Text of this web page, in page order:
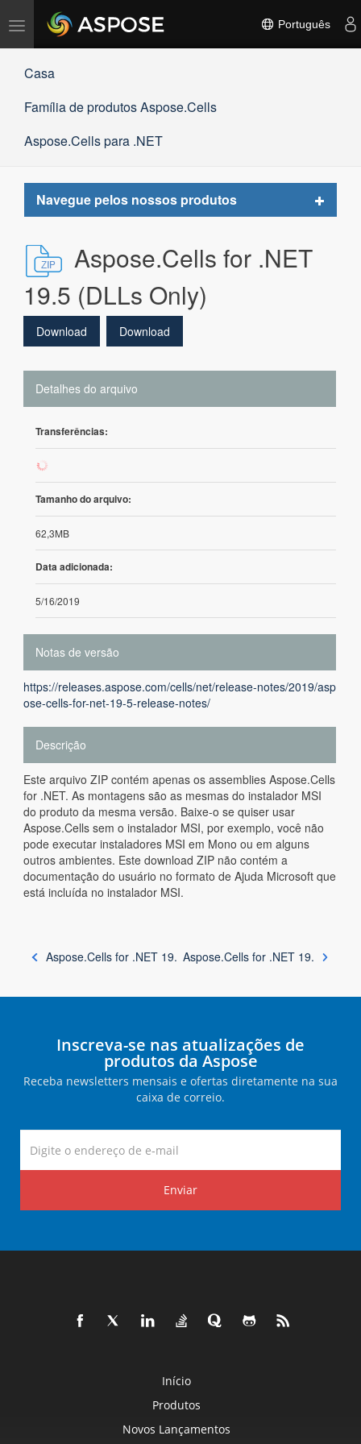
Alternar
navegação
Português
Casa
Família de produtos Aspose.Cells
Aspose.Cells para .NET
Navegue pelos nossos produtos
Toggle
Aspose.Cells for .NET
19.5 (DLLs Only)
Download Download
Detalhes do arquivo
Transferências:
191
Tamanho do arquivo:
62,3MB
Data adicionada:
5/16/2019
Notas de versão
https://releases.aspose.com/cells/net/release-notes/2019/asp
ose-cells-for-net-19-5-release-notes/
Descrição
Este arquivo ZIP contém apenas os assemblies Aspose.Cells
for .NET. As montagens são as mesmas do instalador MSI
do produto da mesma versão. Baixe-o se quiser usar
Aspose.Cells sem o instalador MSI, por exemplo, você não
pode executar instaladores MSI em Mono ou em alguns
outros ambientes. Este download ZIP não contém a
documentação do usuário no formato de Ajuda Microsoft que
está incluída no instalador MSI.
Aspose.Cells for .NET 19. Aspose.Cells for .NET 19.
Inscreva-se nas atualizações de
produtos da Aspose
Receba newsletters mensais e ofertas diretamente na sua
caixa de correio.
Enviar
Início
Produtos
Novos Lançamentos